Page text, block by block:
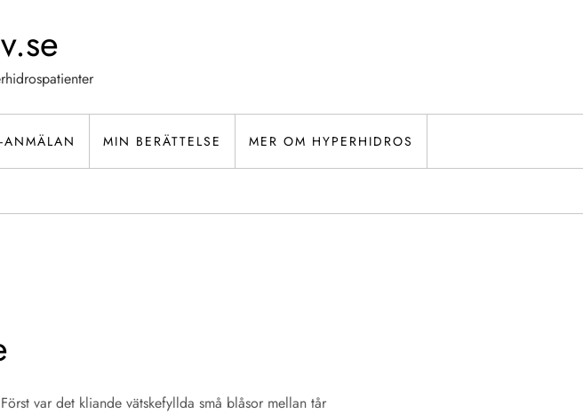
ANMÄLAN MIN BERÄTTELSE MER OM HYPERHIDROS
var det kliande vätskefyllda små blåsor mellan tår